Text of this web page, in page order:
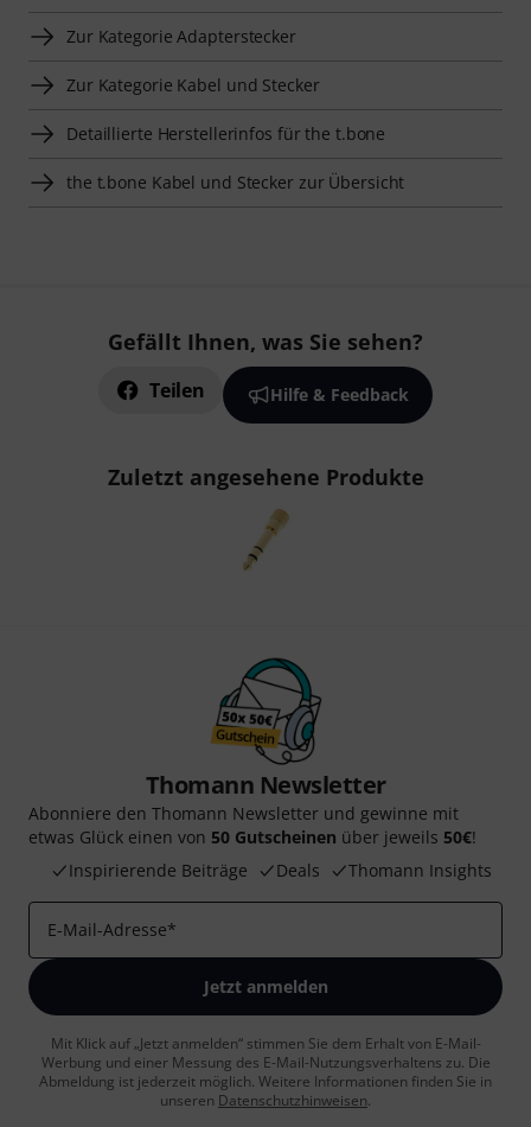
Zur Kategorie Adapterstecker
Zur Kategorie Kabel und Stecker
Detaillierte Herstellerinfos für the t.bone
the t.bone Kabel und Stecker zur Übersicht
Gefällt Ihnen, was Sie sehen?
Teilen Hilfe & Feedback
Zuletzt angesehene Produkte
Thomann Newsletter
Abonniere den Thomann Newsletter und gewinne mit
etwas Glück einen von 50 Gutscheinen über jeweils 50€!
Inspirierende Beiträge
Deals Thomann Insights
E-Mail-Adresse*
Jetzt anmelden
Mit Klick auf „Jetzt anmelden“ stimmen Sie dem Erhalt von E-Mail-
Werbung und einer Messung des E-Mail-Nutzungsverhaltens zu. Die
Abmeldung ist jederzeit möglich. Weitere Informationen finden Sie in
unseren Datenschutzhinweisen.